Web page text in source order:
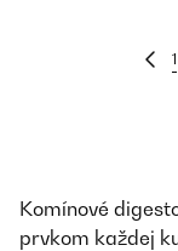
1
Komínové
prvkom každej